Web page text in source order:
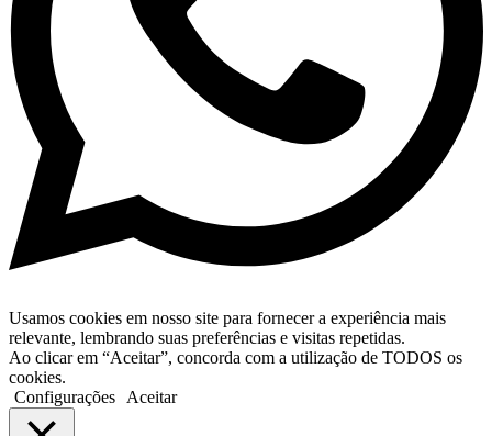
Usamos cookies em nosso site para fornecer a experiência mais
relevante, lembrando suas preferências e visitas repetidas.
Ao clicar em “Aceitar”, concorda com a utilização de TODOS os
cookies.
Configurações
Aceitar